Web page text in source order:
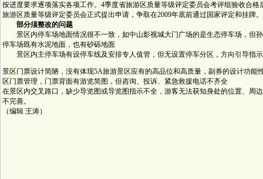
按进度要求逐项落实各项工作。4季度省旅游区质量等级评定委员会考评组验收合格
旅游区质量等级评定委员会正式提出申请，争取在2009年底前通过国家评定和挂牌。
部分须整改的问题
景区内停车场地面情况很不一致，如中山影视城大门广场的是生态停车场，但
停车场既有水泥地面，也有砂砾地面
景区内主停车场有设停车线及安排专人值管，但无设置停车分区，方向引导指
景区门票设计简陋，没有体现5A旅游景区应有的高品位和高质量，副券的设计功能
区门票管理，门票背面有游览简图，但咨询、投诉、紧急救援电话不齐全
在景区内交叉路口，缺少导览图或导览图指示不全，游客无法获知身处的位置、周
不完善。
（编辑 王涛）